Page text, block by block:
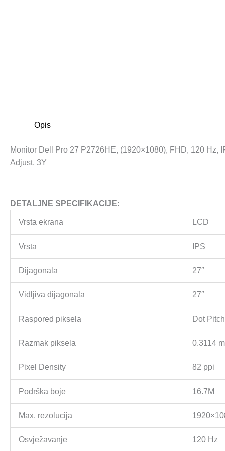
Opis
Monitor Dell Pro 27 P2726HE, (1920×1080), FHD, 120 Hz,
Adjust, 3Y
DETALJNE SPECIFIKACIJE:
Vrsta ekrana LCD
Vrsta IPS
Dijagonala 27″
Vidljiva dijagonala 27″
Raspored piksela Dot Pitch
Razmak piksela 0.3114
Pixel Density 82 ppi
Podrška boje 16.7M
Max. rezolucija
Osvježavanje 120 Hz